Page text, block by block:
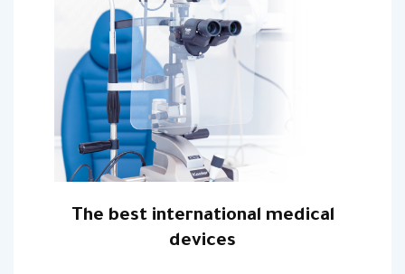
The best international medical
devices‎